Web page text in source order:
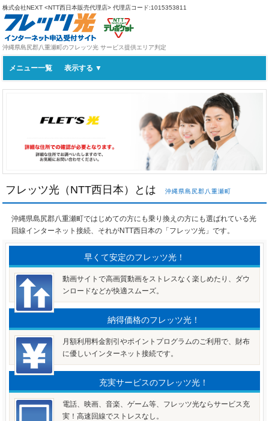
株式会社NEXT <NTT西日本販売代理店> 代理店コード:1015353811
沖縄県島尻郡八重瀬町のフレッツ光 サービス提供エリア判定
メニュー一覧
フレッツ光（NTT西日本）とは 沖縄県島尻郡八重瀬町
沖縄県島尻郡八重瀬町ではじめての方にも乗り換えの方にも選ばれている光
回線インターネット接続、それがNTT西日本の「フレッツ光」です。
早くて安定のフレッツ光！
動画サイトで高画質動画をストレスなく楽しめたり、ダウ
ンロードなどが快適スムーズ。
納得価格のフレッツ光！
月額利用料金割引やポイントプログラムのご利用で、財布
に優しいインターネット接続です。
充実サービスのフレッツ光！
電話、映画、音楽、ゲーム等、フレッツ光ならサービス充
実！高速回線でストレスなし。